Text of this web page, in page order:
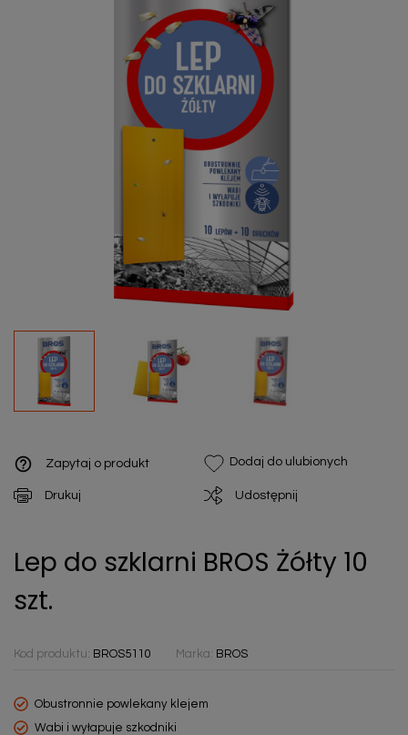
help_outline Zapytaj o produkt Dodaj do ulubionych
Drukuj Udostępnij
Lep do szklarni BROS Żółty 10
szt.
Kod produktu: BROS5110 Marka: BROS
Obustronnie powlekany klejem
Wabi i wyłapuje szkodniki